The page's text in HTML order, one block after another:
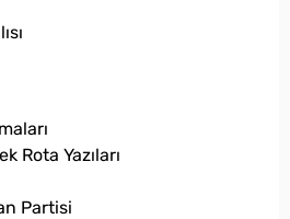
Rota Yazıları
Partisi